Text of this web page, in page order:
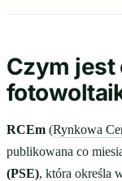
Czym jest
RCEm (Rynkowa
publikowana co
(PSE), która określa